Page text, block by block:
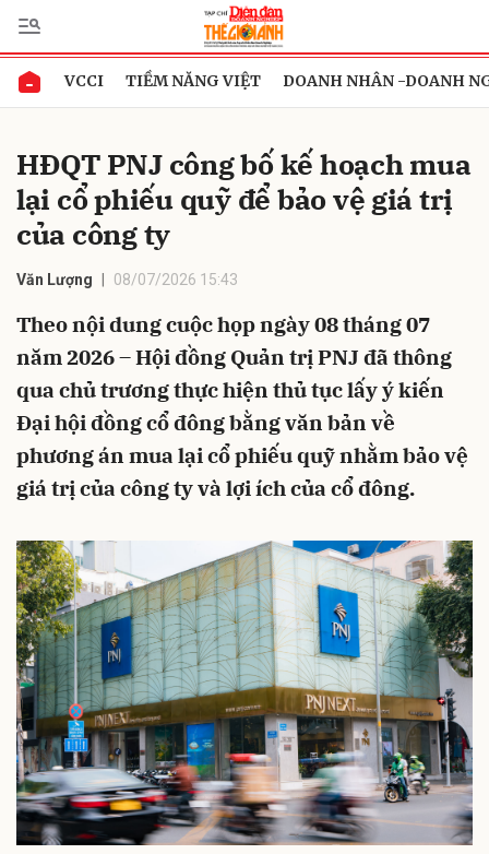
VCCI TIỀM NĂNG VIỆT DOANH NHÂN -DOANH
HĐQT PNJ công bố kế hoạch mua
lại cổ phiếu quỹ để bảo vệ giá trị
của công ty
Văn Lượng 08/07/2026 15:43
Theo nội dung cuộc họp ngày 08 tháng 07
năm 2026 – Hội đồng Quản trị PNJ đã thông
qua chủ trương thực hiện thủ tục lấy ý kiến
Đại hội đồng cổ đông bằng văn bản về
phương án mua lại cổ phiếu quỹ nhằm bảo vệ
giá trị của công ty và lợi ích của cổ đông.
Gửi bình luận
Hủy Gửi